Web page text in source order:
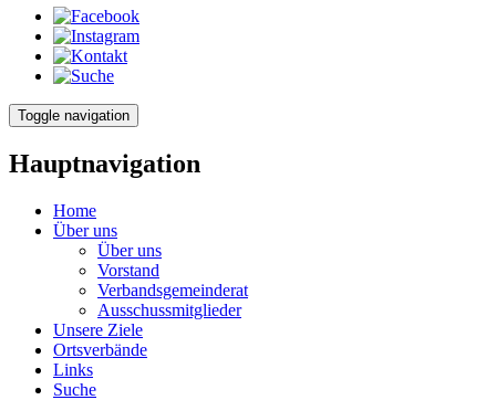
Toggle navigation
Hauptnavigation
Home
Über uns
Über uns
Vorstand
Verbandsgemeinderat
Ausschussmitglieder
Unsere Ziele
Ortsverbände
Links
Suche